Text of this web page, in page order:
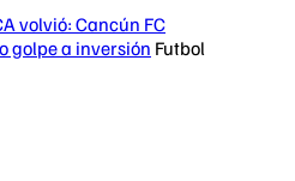
volvió: Cancún FC
golpe a inversión Futbol